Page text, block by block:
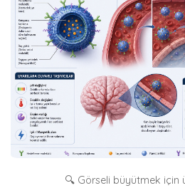
🔍 Görseli büyütmek için